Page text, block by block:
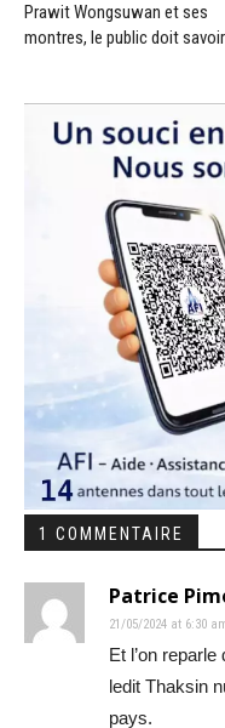
Prawit Wongsuwan et ses
montres, le public doit savoir
1 COMMENTAIRE
Patrice
21/05/2024 at 6:30
Et l’on
ledit Thaksin
pays.